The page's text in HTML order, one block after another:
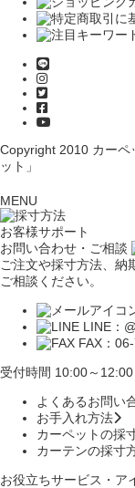
Copyright 2010 カーペ
ット」
MENU
お客様サポート
お問い合わせ・ご相談
ご注文や採寸方法、納
ご相談ください。
LINE：
FAX：
受付時間 10:00～12:00
よくあるお問い
お手入れ方法
カーペットの採
カーテンの採寸
お役立ちサービス・ア